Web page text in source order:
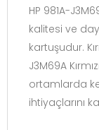
HP 981A-
kalitesi ve
kartuşudur.
J3M69A
ortamlarda
ihtiyaçlarını